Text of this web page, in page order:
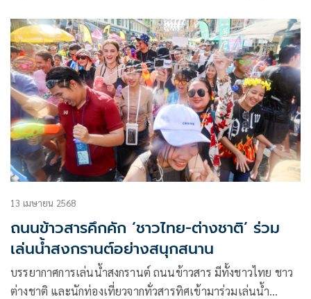
ประจำปี 2 โ
13 เมษายน 2568
ถนนข้าวสารคึกคัก ‘ชาวไทย-ต่างชาติ’ ร่วม
เล่นน้ำสงกรานต์อย่างสนุกสนาน
บรรยากาศการเล่นน้ำสงกรานต์ ถนนข้าวสาร มีทั้งชาวไทย ชาว
ต่างชาติ และนักท่องเที่ยวจากทั่วสารทิศเข้ามาร่วมเล่นน้ำ